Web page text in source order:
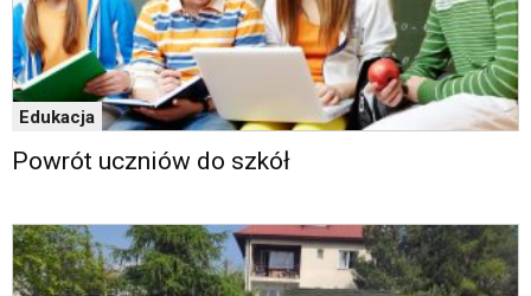
Edukacja
Powrót uczniów do szkół